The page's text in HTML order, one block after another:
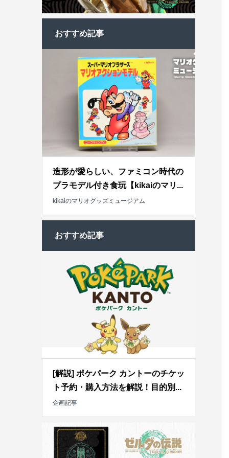
おすすめ記事
造形が愛らしい、ファミコン時代の
プラモデル付き食玩【kikaiのマリ...
kikaiのマリオグッズミュージアム
おすすめ記事
[解説] ポケパーク カントーのチケッ
ト予約・購入方法を解説！目的別...
企画記事